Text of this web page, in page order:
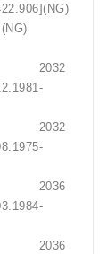
2032
2032
2036
2036